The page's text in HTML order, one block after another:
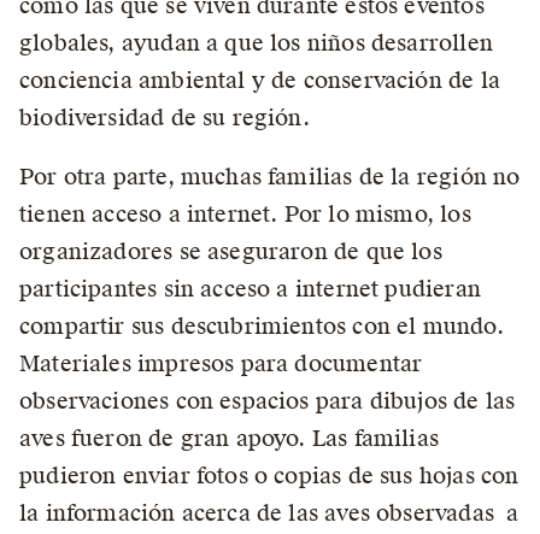
globales, ayudan a que los niños desarrollen
conciencia ambiental y de conservación de la
biodiversidad de su región.
Por otra parte, muchas familias de la región no
tienen acceso a internet. Por lo mismo, los
organizadores se aseguraron de que los
participantes sin acceso a internet pudieran
compartir sus descubrimientos con el mundo.
Materiales impresos para documentar
observaciones con espacios para dibujos de las
aves fueron de gran apoyo. Las familias
pudieron enviar fotos o copias de sus hojas con
la información acerca de las aves observadas a